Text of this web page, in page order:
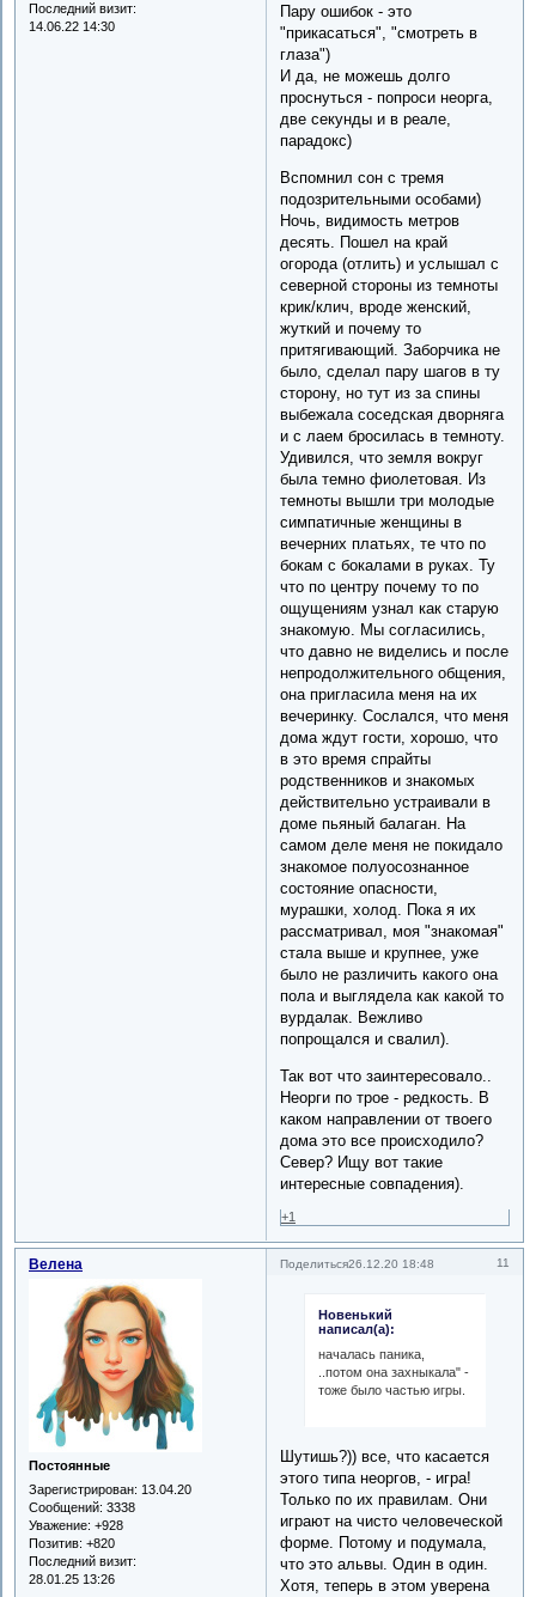
Последний визит:
14.06.22 14:30
Пару ошибок - это
"прикасаться", "смотреть в
глаза")
И да, не можешь долго
проснуться - попроси неорга,
две секунды и в реале,
парадокс)
Вспомнил сон с тремя
подозрительными особами)
Ночь, видимость метров
десять. Пошел на край
огорода (отлить) и услышал с
северной стороны из темноты
крик/клич, вроде женский,
жуткий и почему то
притягивающий. Заборчика не
было, сделал пару шагов в ту
сторону, но тут из за спины
выбежала соседская дворняга
и с лаем бросилась в темноту.
Удивился, что земля вокруг
была темно фиолетовая. Из
темноты вышли три молодые
симпатичные женщины в
вечерних платьях, те что по
бокам с бокалами в руках. Ту
что по центру почему то по
ощущениям узнал как старую
знакомую. Мы согласились,
что давно не виделись и после
непродолжительного общения,
она пригласила меня на их
вечеринку. Сослался, что меня
дома ждут гости, хорошо, что
в это время спрайты
родственников и знакомых
действительно устраивали в
доме пьяный балаган. На
самом деле меня не покидало
знакомое полуосознанное
состояние опасности,
мурашки, холод. Пока я их
рассматривал, моя "знакомая"
стала выше и крупнее, уже
было не различить какого она
пола и выглядела как какой то
вурдалак. Вежливо
попрощался и свалил).
Так вот что заинтересовало..
Неорги по трое - редкость. В
каком направлении от твоего
дома это все происходило?
Север? Ищу вот такие
интересные совпадения).
+1
Поделиться 11
26.12.20 18:48
Велена
Постоянные
Зарегистрирован: 13.04.20
Сообщений: 3338
Уважение: +928
Позитив: +820
Последний визит:
28.01.25 13:26
Новенький
написал(а):
началась паника,
..потом она захныкала" -
тоже было частью игры.
Шутишь?)) все, что касается
этого типа неоргов, - игра!
Только по их правилам. Они
играют на чисто человеческой
форме. Потому и подумала,
что это альвы. Один в один.
Хотя, теперь в этом уверена